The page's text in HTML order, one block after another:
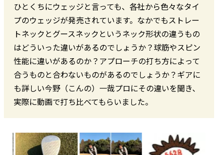
ひとくちにウェッジと言っても、各社から色々なタイ
プのウェッジが発売されています。なかでもストレー
トネックとグースネックというネック形状の違うもの
はどういった違いがあるのでしょうか？球筋やスピン
性能に違いがあるのか？アプローチの打ち方によって
合うものと合わないものがあるのでしょうか？ギアに
も詳しい今野（こんの）一哉プロにその違いを聞き、
実際に動画で打ち比べてもらいました。